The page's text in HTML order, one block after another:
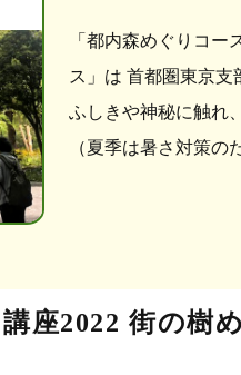
「都内森めぐりコ
ス」は 首都圏東京
ふしきや神秘に触れ
（夏季は暑さ対策の
講座2022 街の樹